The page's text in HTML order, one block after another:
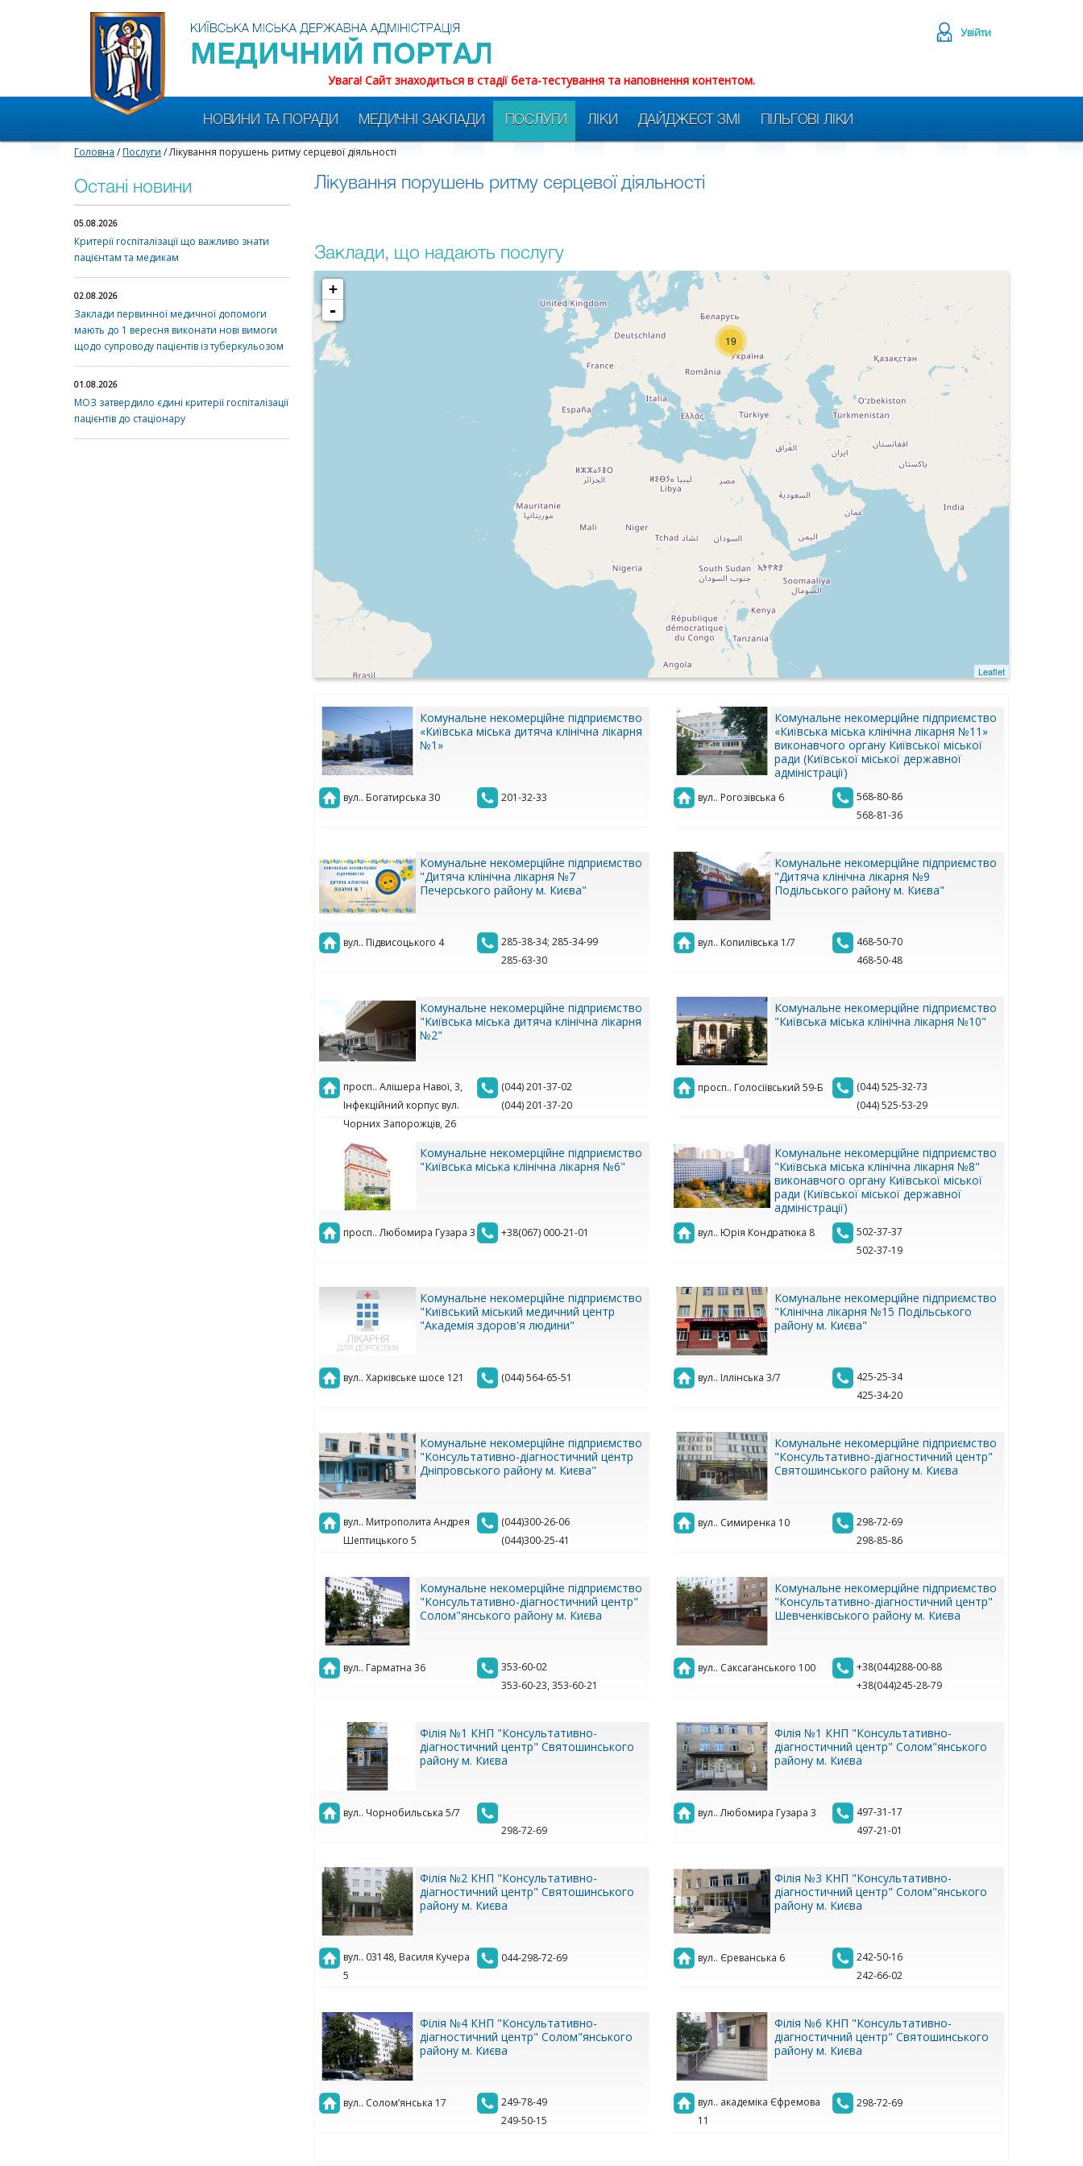
Увійти
Увага! Сайт знаходиться в стадії бета-тестування та наповнення контентом.
НОВИНИ ТА ПОРАДИ МЕДИЧНІ ЗАКЛАДИ ПОСЛУГИ ЛІКИ ДАЙДЖЕСТ ЗМІ ПІЛЬГОВІ ЛІКИ
Головна /Послуги / Лікування порушень ритму серцевої діяльності
Остані новини
05.08.2026
Критерії госпіталізації що важливо знати
пацієнтам та медикам
02.08.2026
Заклади первинної медичної допомоги
мають до 1 вересня виконати нові вимоги
щодо супроводу пацієнтів із туберкульозом
01.08.2026
МОЗ затвердило єдині критерії госпіталізації
пацієнтів до стаціонару
Лікування порушень ритму серцевої діяльності
Заклади, що надають послугу
19
+
-
Leaflet
Комунальне некомерційне підприємство
«Київська міська дитяча клінічна лікарня
№1»
вул.. Богатирська 30 201-32-33
Комунальне некомерційне підприємство
«Київська міська клінічна лікарня №11»
виконавчого органу Київської міської
ради (Київської міської державної
адміністрації)
вул.. Рогозівська 6
568-80-86
568-81-36
Комунальне некомерційне підприємство
"Дитяча клінічна лікарня №7
Печерського району м. Києва"
вул.. Підвисоцького 4
285-38-34; 285-34-99
285-63-30
Комунальне некомерційне підприємство
"Дитяча клінічна лікарня №9
Подільського району м. Києва"
вул.. Копилівська 1/7
468-50-70
468-50-48
Комунальне некомерційне підприємство
"Київська міська дитяча клінічна лікарня
№2"
просп.. Алішера Навої, 3,
Інфекційний корпус вул.
Чорних Запорожців, 26
(044) 201-37-02
(044) 201-37-20
Комунальне некомерційне підприємство
"Київська міська клінічна лікарня №10"
просп.. Голосіївський 59-Б
(044) 525-32-73
(044) 525-53-29
Комунальне некомерційне підприємство
"Київська міська клінічна лікарня №6"
просп.. Любомира Гузара 3 +38(067) 000-21-01
Комунальне некомерційне підприємство
"Київська міська клінічна лікарня №8"
виконавчого органу Київської міської
ради (Київської міської державної
адміністрації)
вул.. Юрія Кондратюка 8
502-37-37
502-37-19
Комунальне некомерційне підприємство
"Київський міський медичний центр
"Академія здоров'я людини"
вул.. Харківське шосе 121 (044) 564-65-51
Комунальне некомерційне підприємство
"Клінічна лікарня №15 Подільського
району м. Києва"
вул.. Іллінська 3/7
425-25-34
425-34-20
Комунальне некомерційне підприємство
"Консультативно-діагностичний центр
Дніпровського району м. Києва"
вул.. Митрополита Андрея
Шептицького 5
(044)300-26-06
(044)300-25-41
Комунальне некомерційне підприємство
"Консультативно-діагностичний центр"
Святошинського району м. Києва
вул.. Симиренка 10
298-72-69
298-85-86
Комунальне некомерційне підприємство
"Консультативно-діагностичний центр"
Солом"янського району м. Києва
вул.. Гарматна 36
353-60-02
353-60-23, 353-60-21
Комунальне некомерційне підприємство
"Консультативно-діагностичний центр"
Шевченківського району м. Києва
вул.. Саксаганського 100
+38(044)288-00-88
+38(044)245-28-79
Філія №1 КНП "Консультативно-
діагностичний центр" Святошинського
району м. Києва
вул.. Чорнобильська 5/7
298-72-69
Філія №1 КНП "Консультативно-
діагностичний центр" Солом"янського
району м. Києва
вул.. Любомира Гузара 3
497-31-17
497-21-01
Філія №2 КНП "Консультативно-
діагностичний центр" Святошинського
району м. Києва
вул.. 03148, Василя Кучера
5
044-298-72-69
Філія №3 КНП "Консультативно-
діагностичний центр" Солом"янського
району м. Києва
вул.. Єреванська 6
242-50-16
242-66-02
Філія №4 КНП "Консультативно-
діагностичний центр" Солом"янського
району м. Києва
вул.. Солом’янська 17
249-78-49
249-50-15
Філія №6 КНП "Консультативно-
діагностичний центр" Святошинського
району м. Києва
вул.. академіка Єфремова
11
298-72-69